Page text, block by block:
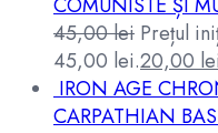
45,00lei Prețul
45,00 lei.20,00 lei
IRON AGE
CARPATHIAN